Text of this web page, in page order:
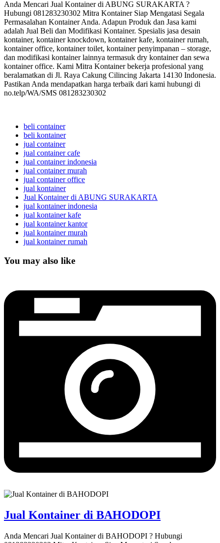
Anda Mencari Jual Kontainer di ABUNG SURAKARTA ?
Hubungi 081283230302 Mitra Kontainer Siap Mengatasi Segala
Permasalahan Kontainer Anda. Adapun Produk dan Jasa kami
adalah Jual Beli dan Modifikasi Kontainer. Spesialis jasa desain
kontainer, kontainer knockdown, kontainer kafe, kontainer rumah,
kontainer office, kontainer toilet, kontainer penyimpanan – storage,
dan modifikasi kontainer lainnya termasuk dry kontainer dan sewa
kontainer office. Kami Mitra Kontainer bekerja profesional yang
beralamatkan di Jl. Raya Cakung Cilincing Jakarta 14130 Indonesia.
Pastikan Anda mendapatkan harga terbaik dari kami hubungi di
no.telp/WA/SMS 081283230302
beli container
beli kontainer
jual container
jual container cafe
jual container indonesia
jual container murah
jual container office
jual kontainer
Jual Kontainer di ABUNG SURAKARTA
jual kontainer indonesia
jual kontainer kafe
jual kontainer kantor
jual kontainer murah
jual kontainer rumah
You may also like
Jual Kontainer di BAHODOPI
Anda Mencari Jual Kontainer di BAHODOPI ? Hubungi